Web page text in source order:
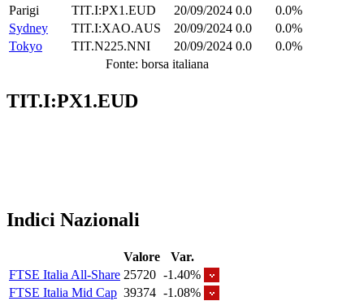
Parigi
TIT.I:PX1.EUD 20/09/2024 0.0
0.0%
Sydney
TIT.I:XAO.AUS 20/09/2024 0.0
0.0%
Tokyo
TIT.N225.NNI 20/09/2024 0.0
0.0%
Fonte: borsa italiana
TIT.I:PX1.EUD
Indici Nazionali
Valore
Var.
FTSE Italia All-Share 25720 -1.40%
FTSE Italia Mid Cap 39374 -1.08%